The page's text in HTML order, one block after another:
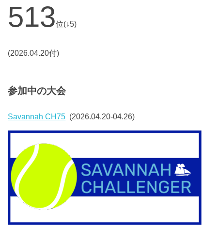
513位(↓5)
(2026.04.20付)
参加中の大会
Savannah CH75 (2026.04.20-04.26)